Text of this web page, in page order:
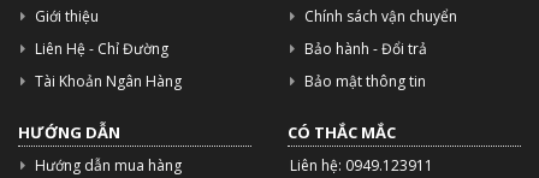
Giới thiệu
Liên Hệ - Chỉ Đường
Tài Khoản Ngân Hàng
Chính sách vận chuyển
Bảo hành - Đổi trả
Bảo mật thông tin
HƯỚNG DẪN
Hướng dẫn mua hàng
CÓ THẮC MẮC
Liên hệ: 0949.123911